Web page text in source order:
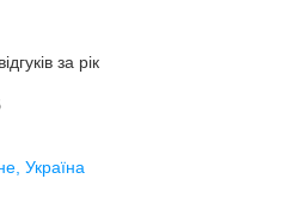
за рік
Україна